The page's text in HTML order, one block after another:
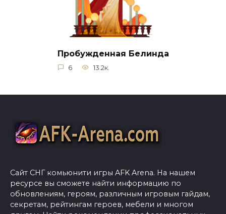
Пробужденная Белинда
6 13.2к.
Сайт СНГ комьюнити игры AFK Arena. На нашем
ресурсе вы сможете найти информацию по
обновлениям, героям, различным игровым гайдам,
секретам, рейтингам героев, мебели и многом